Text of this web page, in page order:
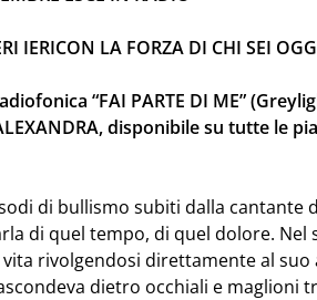
IERICON LA FORZA DI CHI SEI
“FAI PARTE DI ME”
disponibile su tutte le
di bullismo subiti dalla cantante
di quel tempo, di quel dolore. Nel
rivolgendosi direttamente al suo
dietro occhiali e maglioni